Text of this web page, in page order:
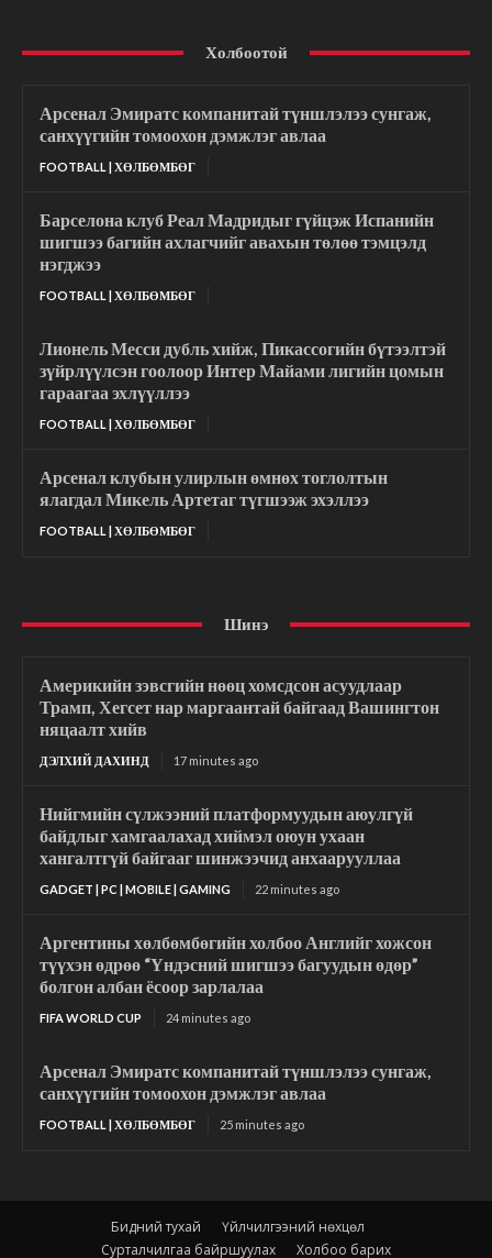
Холбоотой
Арсенал Эмиратс компанитай түншлэлээ сунгаж,
санхүүгийн томоохон дэмжлэг авлаа
FOOTBALL | ХӨЛБӨМБӨГ
Барселона клуб Реал Мадридыг гүйцэж Испанийн
шигшээ багийн ахлагчийг авахын төлөө тэмцэлд
нэгджээ
FOOTBALL | ХӨЛБӨМБӨГ
Лионель Месси дубль хийж, Пикассогийн бүтээлтэй
зүйрлүүлсэн гоолоор Интер Майами лигийн цомын
гараагаа эхлүүллээ
FOOTBALL | ХӨЛБӨМБӨГ
Арсенал клубын улирлын өмнөх тоглолтын
ялагдал Микель Артетаг түгшээж эхэллээ
FOOTBALL | ХӨЛБӨМБӨГ
Шинэ
Америкийн зэвсгийн нөөц хомсдсон асуудлаар
Трамп, Хегсет нар маргаантай байгаад Вашингтон
няцаалт хийв
ДЭЛХИЙ ДАХИНД 17 minutes ago
Нийгмийн сүлжээний платформуудын аюулгүй
байдлыг хамгаалахад хиймэл оюун ухаан
хангалтгүй байгааг шинжээчид анхаарууллаа
GADGET | PC | MOBILE | GAMING 22 minutes ago
Аргентины хөлбөмбөгийн холбоо Английг хожсон
түүхэн өдрөө “Үндэсний шигшээ багуудын өдөр”
болгон албан ёсоор зарлалаа
FIFA WORLD CUP 24 minutes ago
Арсенал Эмиратс компанитай түншлэлээ сунгаж,
санхүүгийн томоохон дэмжлэг авлаа
FOOTBALL | ХӨЛБӨМБӨГ 25 minutes ago
Бидний тухай
Үйлчилгээний нөхцөл
Сурталчилгаа байршуулах
Холбоо барих